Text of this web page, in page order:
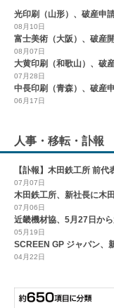
光印刷（山形）、破産申
08月10日
富士美術（大阪）、破産
08月07日
大黄印刷（和歌山）、破
07月28日
中長印刷（青森）、破産
06月17日
人事・移転・訃報
【訃報】木田鉄工所 前
07月07日
木田鉄工所、新社長に木
07月06日
近畿機材協、5月27日か
05月19日
SCREEN GP ジャパン、
04月22日